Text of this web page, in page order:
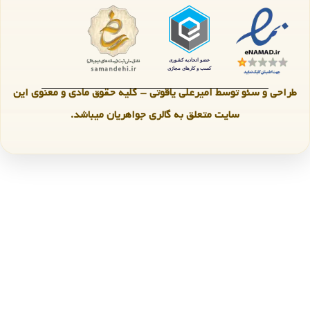
طراحی و سئو توسط امیرعلی یاقوتی - کلیه حقوق مادی و معنوی این
سایت متعلق به گالری جواهریان میباشد.